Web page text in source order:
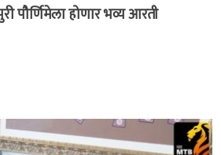
पौर्णिमेला होणार भव्य आरती